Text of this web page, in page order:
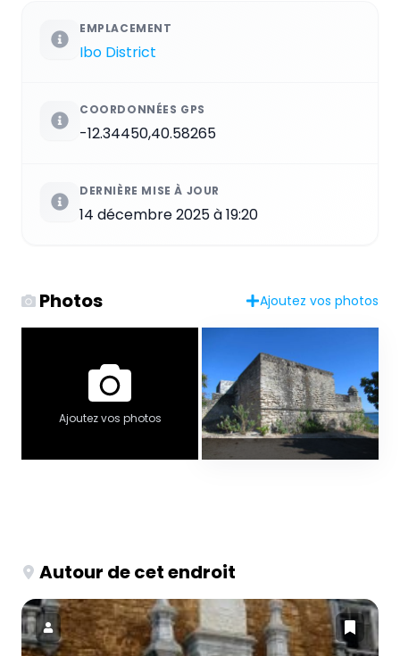
EMPLACEMENT
Ibo District
COORDONNÉES GPS
-12.34450,40.58265
DERNIÈRE MISE À JOUR
14 décembre 2025 à 19:20
Photos Ajoutez vos photos
Ajoutez vos photos
Autour de cet endroit